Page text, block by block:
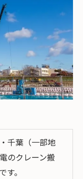
千葉（一部地
のクレーン搬
。